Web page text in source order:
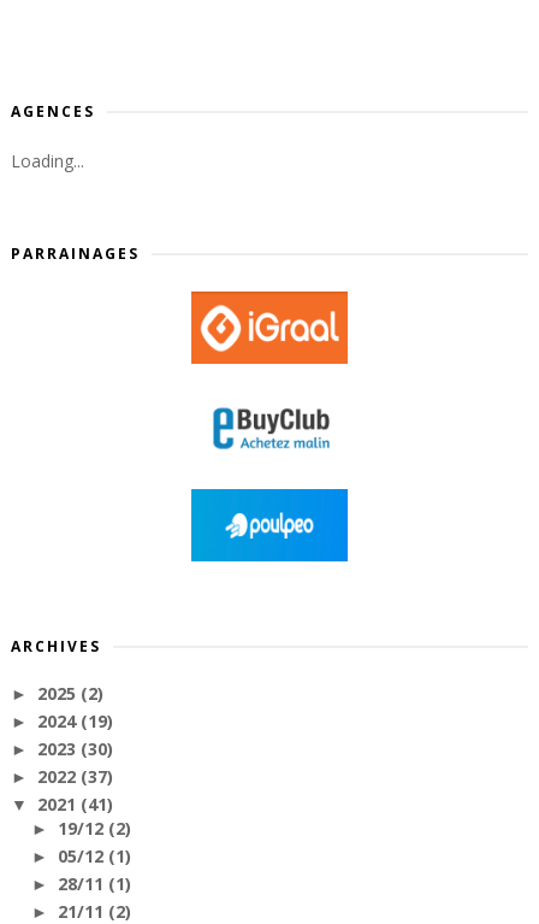
AGENCES
Loading...
PARRAINAGES
ARCHIVES
► 2025 (2)
► 2024 (19)
► 2023 (30)
► 2022 (37)
▼ 2021 (41)
► 19/12 (2)
► 05/12 (1)
► 28/11 (1)
► 21/11 (2)